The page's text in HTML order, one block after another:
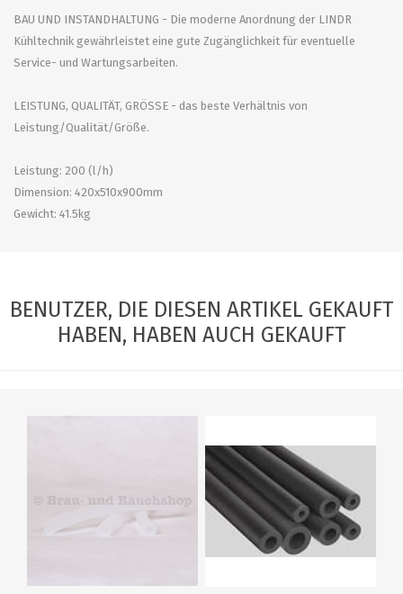
BAU UND INSTANDHALTUNG - Die moderne Anordnung der LINDR
Kühltechnik gewährleistet eine gute Zugänglichkeit für eventuelle
Service- und Wartungsarbeiten.
LEISTUNG, QUALITÄT, GRÖSSE - das beste Verhältnis von
Leistung/Qualität/Größe.
Leistung: 200 (l/h)
Dimension: 420x510x900mm
Gewicht: 41.5kg
BENUTZER, DIE DIESEN ARTIKEL GEKAUFT
HABEN, HABEN AUCH GEKAUFT